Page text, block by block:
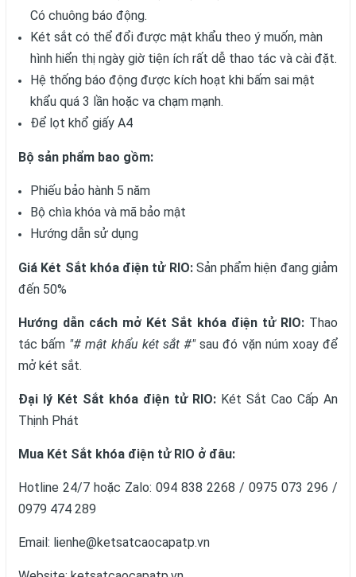
Có chuông báo động.
Két sắt có thể đổi được mật khẩu theo ý muốn, màn
hình hiển thị ngày giờ tiện ích rất dễ thao tác và cài đặt.
Hệ thống báo động được kích hoạt khi bấm sai mật
khẩu quá 3 lần hoặc va chạm mạnh.
Để lọt khổ giấy A4
Bộ sản phẩm bao gồm:
Phiếu bảo hành 5 năm
Bộ chìa khóa và mã bảo mật
Hướng dẫn sử dụng
Giá Két Sắt khóa điện tử RIO:Sản phẩm hiện đang giảm
đến 50%
Hướng dẫn cách mở Két Sắt khóa điện tử RIO: Thao
tác bấm "# mật khẩu két sắt #"sau đó vặn núm xoay để
mở két sắt.
Đại lý Két Sắt khóa điện tử RIO: Két Sắt Cao Cấp An
Thịnh Phát
Mua Két Sắt khóa điện tử RIO ở đâu:
Hotline 24/7 hoặc Zalo: 094 838 2268 / 0975 073 296 /
0979 474 289
Email: lienhe@ketsatcaocapatp.vn